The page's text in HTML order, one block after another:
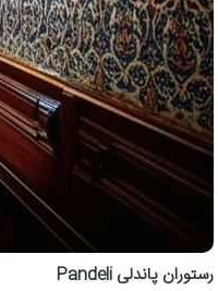
رستوران پاندلی Pandeli